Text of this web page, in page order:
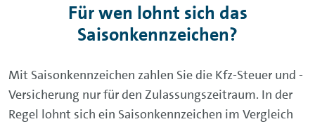
Für wen lohnt sich das
Saisonkennzeichen?
Mit Saisonkennzeichen zahlen Sie die Kfz-Steuer und -
Versicherung nur für den Zulassungszeitraum. In der
Regel lohnt sich ein Saisonkennzeichen im Vergleich